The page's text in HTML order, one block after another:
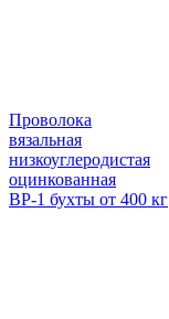
Проволока
вязальная
низкоуглеродистая
оцинкованная
ВР-1 бухты от 400 кг